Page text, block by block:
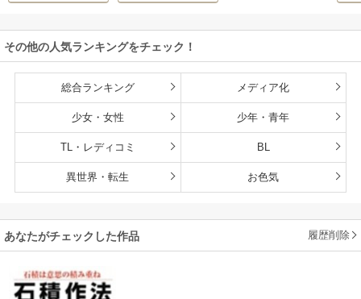
その他の人気ランキングをチェック！
総合ランキング メディア化
少女・女性 少年・青年
TL・レディコミ BL
異世界・転生 お色気
あなたがチェックした作品 履歴削除